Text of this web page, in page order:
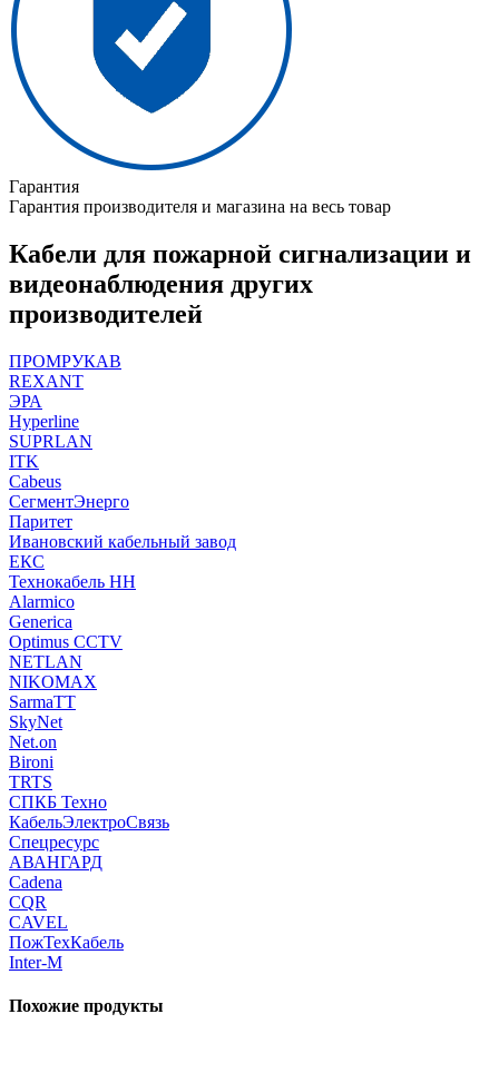
Гарантия
Гарантия производителя и магазина на весь товар
Кабели для пожарной сигнализации и
видеонаблюдения других
производителей
ПРОМРУКАВ
REXANT
ЭРА
Hyperline
SUPRLAN
ITK
Cabeus
СегментЭнерго
Паритет
Ивановский кабельный завод
ЕКС
Технокабель НН
Alarmico
Generica
Optimus CCTV
NETLAN
NIKOMAX
SarmaTT
SkyNet
Net.on
Bironi
TRTS
СПКБ Техно
КабельЭлектроСвязь
Спецресурс
АВАНГАРД
Cadena
CQR
CAVEL
ПожТехКабель
Inter-M
Похожие продукты